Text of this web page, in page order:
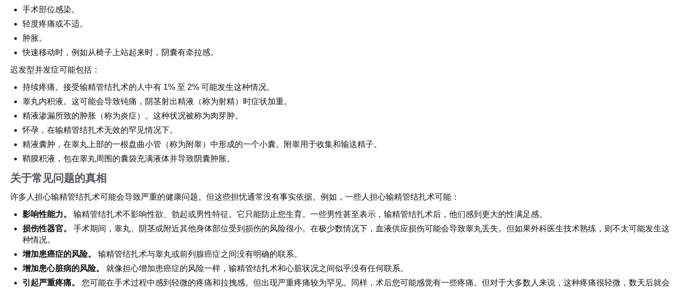
手术部位感染。
轻度疼痛或不适。
肿胀。
快速移动时，例如从椅子上站起来时，阴囊有牵拉感。
迟发型并发症可能包括：
持续疼痛。接受输精管结扎术的人中有 1% 至 2% 可能发生这种情况。
睾丸内积液。这可能会导致钝痛，阴茎射出精液（称为射精）时症状加重。
精液渗漏所致的肿胀（称为炎症）。这种状况被称为肉芽肿。
怀孕，在输精管结扎术无效的罕见情况下。
精液囊肿，在睾丸上部的一根盘曲小管（称为附睾）中形成的一个小囊。附睾用于收集和输送精子。
鞘膜积液，包在睾丸周围的囊袋充满液体并导致阴囊肿胀。
关于常见问题的真相
许多人担心输精管结扎术可能会导致严重的健康问题。但这些担忧通常没有事实依据。例如，一些人担心输精管结扎术可能：
影响性能力。
输精管结扎术不影响性欲、勃起或男性特征。它只能防止您生育。一些男性甚至表示，输精管结扎术后，他们感到更大的性满足感。
损伤性器官。
手术期间，睾丸、阴茎或附近其他身体部位受到损伤的风险很小。在极少数情况下，血液供应损伤可能会导致睾丸丢失。但如果外科医生技术熟练，则不太可能发生这
种情况。
增加患癌症的风险。
输精管结扎术与睾丸或前列腺癌症之间没有明确的联系。
增加患心脏病的风险。
就像担心增加患癌症的风险一样，输精管结扎术和心脏状况之间似乎没有任何联系。
引起严重疼痛。
您可能在手术过程中感到轻微的疼痛和拉拽感。但出现严重疼痛较为罕见。同样，术后您可能感觉有一些疼痛。但对于大多数人来说，这种疼痛很轻微，数天后就会